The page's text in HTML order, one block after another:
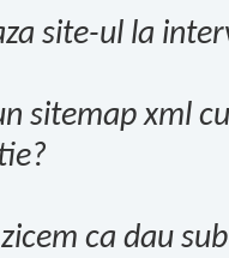
site-ul la
sitemap xml
ca dau